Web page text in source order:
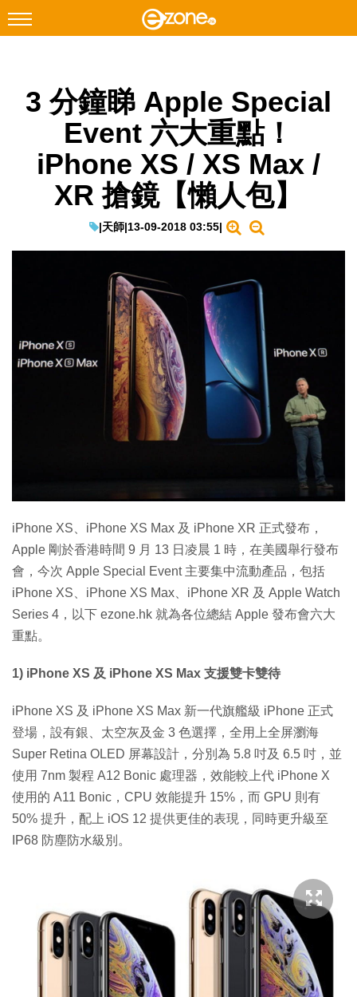
Facebook Instagram
網絡生活
遊戲動漫
EduTech
生成式AI與雲端應用
Enterprise Digital Transformation
3 分鐘睇 Apple Special
Event 六大重點！
iPhone XS / XS Max /
XR 搶鏡【懶人包】
|天師|13-09-2018 03:55|
iPhone XS、iPhone XS Max 及 iPhone XR 正式發布，
Apple 剛於香港時間 9 月 13 日凌晨 1 時，在美國舉行發布
會，今次 Apple Special Event 主要集中流動產品，包括
iPhone XS、iPhone XS Max、iPhone XR 及 Apple Watch
Series 4，以下 ezone.hk 就為各位總結 Apple 發布會六大
重點。
1) iPhone XS 及 iPhone XS Max 支援雙卡雙待
iPhone XS 及 iPhone XS Max 新一代旗艦級 iPhone 正式
登場，設有銀、太空灰及金 3 色選擇，全用上全屏瀏海
Super Retina OLED 屏幕設計，分別為 5.8 吋及 6.5 吋，並
使用 7nm 製程 A12 Bonic 處理器，效能較上代 iPhone X
使用的 A11 Bonic，CPU 效能提升 15%，而 GPU 則有
50% 提升，配上 iOS 12 提供更佳的表現，同時更升級至
IP68 防塵防水級別。